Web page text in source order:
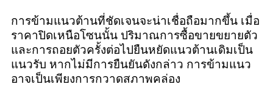
การข้ามแนวต้านที่ชัดเจนจะน่าเชื่อถือมากขึ้น เมื่อ
ราคาปิดเหนือโซนนั้น ปริมาณการซื้อขายขยายตัว
และการถอยตัวครั้งต่อไปยืนหยัดแนวต้านเดิมเป็น
แนวรับ หากไม่มีการยืนยันดังกล่าว การข้ามแนว
อาจเป็นเพียงการกวาดสภาพคล่อง